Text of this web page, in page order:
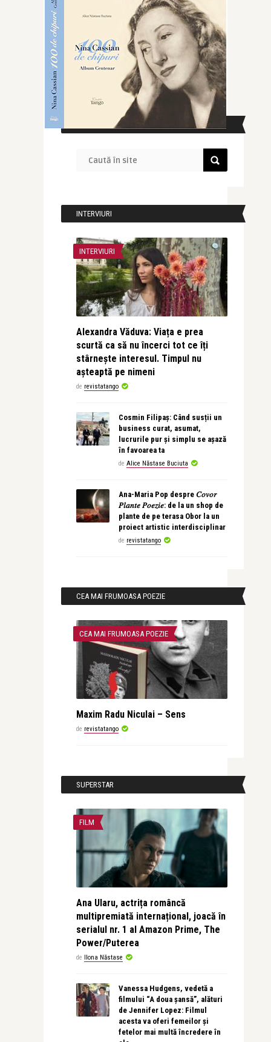
CAUTĂ ÎN SITE
INTERVIURI
INTERVIURI
Alexandra Văduva: Viața e prea
scurtă ca să nu încerci tot ce îți
stârnește interesul. Timpul nu
așteaptă pe nimeni
de revistatango
Cosmin Filipaș: Când susții un
business curat, asumat,
lucrurile pur și simplu se așază
în favoarea ta
de Alice Năstase Buciuta
Ana-Maria Pop despre 𝐶𝑜𝑣𝑜𝑟
𝑃𝑙𝑎𝑛𝑡𝑒 𝑃𝑜𝑒𝑧𝑖𝑒: de la un shop de
plante de pe terasa Obor la un
proiect artistic interdisciplinar
de revistatango
CEA MAI FRUMOASA POEZIE
CEA MAI FRUMOASA POEZIE
Maxim Radu Niculai – Sens
de revistatango
SUPERSTAR
FILM
Ana Ularu, actrița româncă
multipremiată internațional, joacă în
serialul nr. 1 al Amazon Prime, The
Power/Puterea
de Ilona Năstase
Vanessa Hudgens, vedetă a
filmului “A doua șansă”, alături
de Jennifer Lopez: Filmul
acesta va oferi femeilor și
fetelor mai multă încredere în